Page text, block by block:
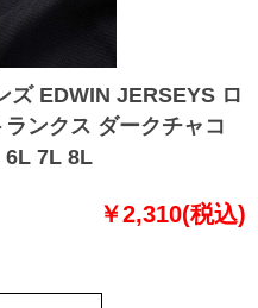
ズ EDWIN JERSEYS ロ
ンクス ダークチャコ
6L 7L 8L
￥2,310(税込)